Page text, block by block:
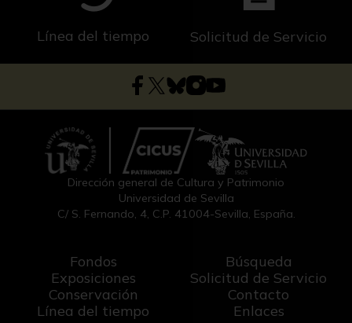
Línea del tiempo Solicitud de Servicio
Dirección general de Cultura y Patrimonio
Universidad de Sevilla
C/ S. Fernando, 4, C.P. 41004-Sevilla, España.
Fondos
Exposiciones
Conservación
Línea del tiempo
Búsqueda
Solicitud de Servicio
Contacto
Enlaces